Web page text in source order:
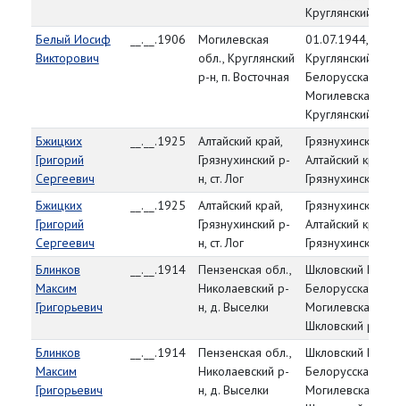
Круглянский р-н
Белый Иосиф
Викторович
__.__.1906
Могилевская
обл., Круглянский
р-н, п. Восточная
01.07.1944,
Круглянский РВК,
Белорусская
Могилевская
Круглянский р-н
Бжицких
Григорий
Сергеевич
__.__.1925
Алтайский край,
Грязнухинский р-
н, ст. Лог
Грязнухинский
Алтайский край,
Грязнухинский р-
Бжицких
Григорий
Сергеевич
__.__.1925
Алтайский край,
Грязнухинский р-
н, ст. Лог
Грязнухинский
Алтайский край,
Грязнухинский р-
Блинков
Максим
Григорьевич
__.__.1914
Пензенская обл.,
Николаевский р-
н, д. Выселки
Шкловский РВК,
Белорусская
Могилевская
Шкловский р-н
Блинков
Максим
Григорьевич
__.__.1914
Пензенская обл.,
Николаевский р-
н, д. Выселки
Шкловский РВК,
Белорусская
Могилевская